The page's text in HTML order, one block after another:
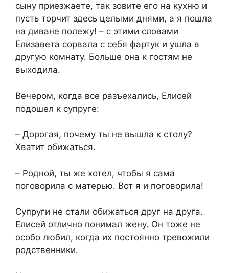
сыну приезжаете, так зовите его на кухню и
пусть торчит здесь целыми днями, а я пошла
на диване полежу! – с этими словами
Елизавета сорвала с себя фартук и ушла в
другую комнату. Больше она к гостям не
выходила.
Вечером, когда все разъехались, Елисей
подошел к супруге:
– Дорогая, почему ты не вышла к столу?
Хватит обижаться.
– Родной, ты же хотел, чтобы я сама
поговорила с матерью. Вот я и поговорила!
Супруги не стали обижаться друг на друга.
Елисей отлично понимал жену. Он тоже не
особо любил, когда их постоянно тревожили
родственники.